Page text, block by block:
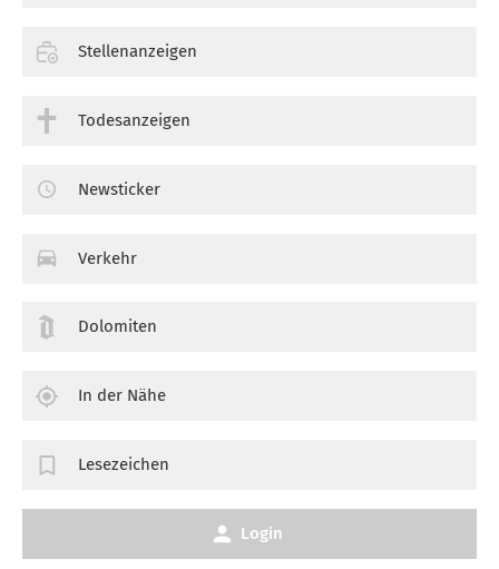
Stellenanzeigen
Todesanzeigen
Newsticker
Verkehr
Dolomiten
In der Nähe
Lesezeichen
Login